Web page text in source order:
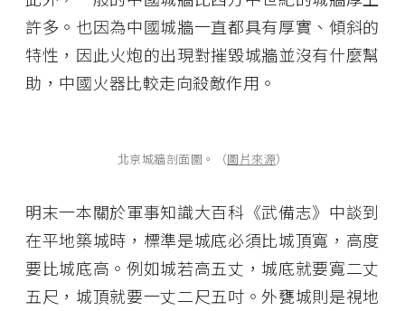
許多。也因為中國城牆一直都具有厚實、傾斜的
特性，因此火炮的出現對摧毀城牆並沒有什麼幫
助，中國火器比較走向殺敵作用。
北京城牆剖面圖。（圖片來源）
明末一本關於軍事知識大百科《武備志》中談到
在平地築城時，標準是城底必須比城頂寬，高度
要比城底高。例如城若高五丈，城底就要寬二丈
五尺，城頂就要一丈二尺五吋。外甕城則是視地